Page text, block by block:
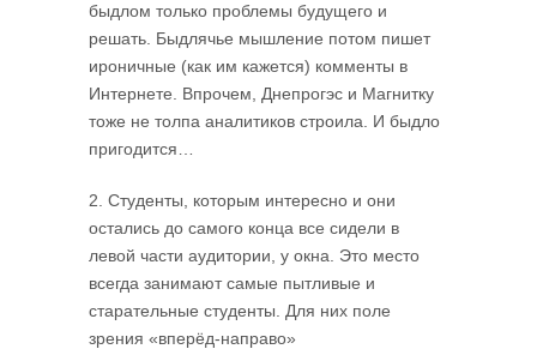
быдлом только проблемы будущего и
решать. Быдлячье мышление потом пишет
ироничные (как им кажется) комменты в
Интернете. Впрочем, Днепрогэс и Магнитку
тоже не толпа аналитиков строила. И быдло
пригодится…
2. Студенты, которым интересно и они
остались до самого конца все сидели в
левой части аудитории, у окна. Это место
всегда занимают самые пытливые и
старательные студенты. Для них поле
зрения «вперёд-направо»